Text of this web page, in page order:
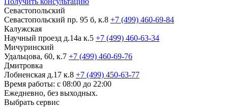
Севастопольский
Севастопольский пр. 95 б, к.8 +7 (499) 460-69-84
Калужская
Научный проезд д.14а к.5 +7 (499) 460-63-34
Мичуринский
Удальцова, 60, к.7 +7 (499) 460-69-76
Дмитровка
Лобненская д.17 к.8 +7 (499) 450-63-77
Время работы: с 08:00 до 22:00
Ежедневно, без выходных.
Выбрать сервис